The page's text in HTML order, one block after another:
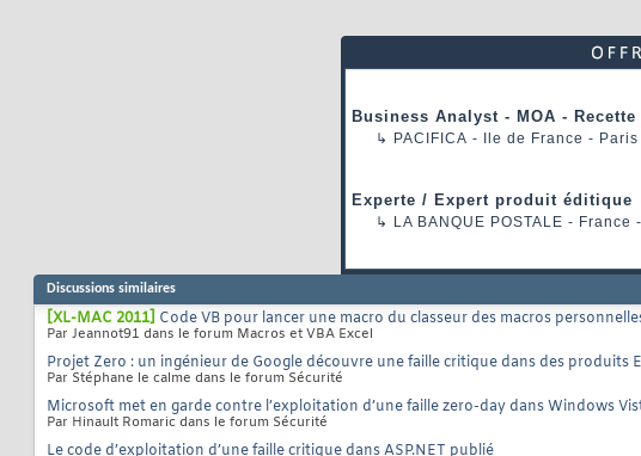
Business Analyst - MOA - Recette
↳ PACIFICA - Ile de France - Paris
Experte / Expert produit éditique
↳ LA BANQUE POSTALE - France
Discussions similaires
[XL-MAC 2011] Code VB pour lancer une macro du classeur des macros
Par Jeannot91 dans le forum Macros et VBA Excel
Projet Zero : un ingénieur de Google découvre une faille critique dans des produits
Par Stéphane le calme dans le forum Sécurité
Microsoft met en garde contre l’exploitation d’une faille zero-day dans Windows
Par Hinault Romaric dans le forum Sécurité
Le code d’exploitation d’une faille critique dans ASP.NET publié